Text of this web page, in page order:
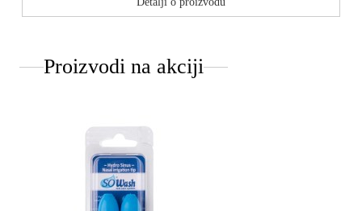
Proizvodi na akciji